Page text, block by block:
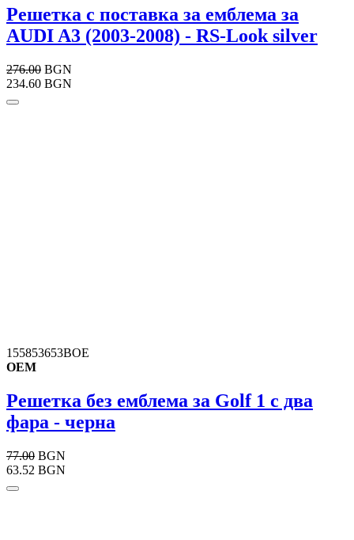
Решетка с поставка за емблема за
AUDI A3 (2003-2008) - RS-Look silver
276.00 BGN
234.60 BGN
155853653BOE
OEM
Решетка без емблема за Golf 1 с два
фара - черна
77.00 BGN
63.52 BGN